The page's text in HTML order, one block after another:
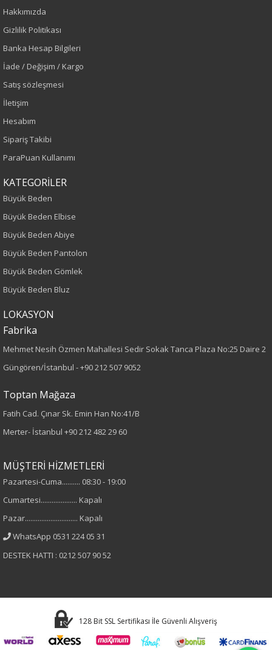
Renk
Gri
Sezon
İlkbahar-Yaz
Yaş Grubu
Kalıp
Büyük Beden
Desen
Düz
Kadın
Hakkımızda
Gizlilik Politikası
Banka Hesap Bilgileri
İade / Değişim / Kargo
Satış sözleşmesi
İletişim
Hesabım
Sipariş Takibi
ParaPuan Kullanımı
KATEGORİLER
Büyük Beden
Büyük Beden Elbise
Büyük Beden Abiye
Büyük Beden Pantolon
Büyük Beden Gömlek
Büyük Beden Bluz
LOKASYON
Fabrika
Mehmet Nesih Özmen Mahallesi Sedir Sokak Tanca Plaza No:25 Daire 2
Güngören/İstanbul -+90 212 507 9052
Toptan Mağaza
Fatih Cad. Çınar Sk. Emin Han No:41/B
Merter- İstanbul +90 212 482 29 60
MÜŞTERİ HİZMETLERİ
Pazartesi-Cuma.......... 08:30 - 19:00
Cumartesi.................... Kapalı
Pazar............................. Kapalı
WhatsApp 0531 224 05 31
DESTEK HATTI : 0212 507 90 52
128 Bit SSL Sertifikası İle Güvenli Alışveriş